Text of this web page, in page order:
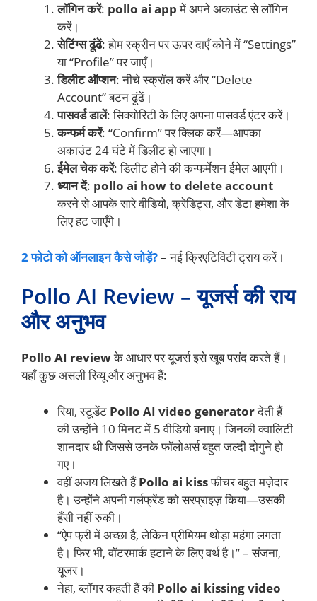
लॉगिन करें: pollo ai appमें अपने अकाउंट से लॉगिन
करें।
सेटिंग्स ढूंढें: होम स्क्रीन पर ऊपर दाएँ कोने में “Settings”
या “Profile” पर जाएँ।
डिलीट ऑप्शन: नीचे स्क्रॉल करें और “Delete
Account” बटन ढूंढें।
पासवर्ड डालें: सिक्योरिटी के लिए अपना पासवर्ड एंटर करें।
कन्फर्म करें: “Confirm” पर क्लिक करें—आपका
अकाउंट 24 घंटे में डिलीट हो जाएगा।
ईमेल चेक करें: डिलीट होने की कन्फर्मेशन ईमेल आएगी।
ध्यान दें: pollo ai how to delete account
करने से आपके सारे वीडियो, क्रेडिट्स, और डेटा हमेशा के
लिए हट जाएँगे।
2 फोटो को ऑनलाइन कैसे जोड़ें?– नई क्रिएटिविटी ट्राय करें।
Pollo AI Review – यूजर्स की राय
और अनुभव
Pollo AI reviewके आधार पर यूजर्स इसे खूब पसंद करते हैं।
यहाँ कुछ असली रिव्यू और अनुभव हैं:
रिया, स्टूडेंट Pollo AI video generatorदेती हैं
की उन्होंने 10 मिनट में 5 वीडियो बनाए। जिनकी क्वालिटी
शानदार थी जिससे उनके फॉलोअर्स बहुत जल्दी दोगुने हो
गए।
वहीं अजय लिखते हैंPollo ai kissफीचर बहुत मज़ेदार
है। उन्होंने अपनी गर्लफ्रेंड को सरप्राइज़ किया—उसकी
हँसी नहीं रुकी।
“ऐप फ्री में अच्छा है, लेकिन प्रीमियम थोड़ा महंगा लगता
है। फिर भी, वॉटरमार्क हटाने के लिए वर्थ है।” – संजना,
यूजर।
नेहा, ब्लॉगर कहती हैं की Pollo ai kissing video